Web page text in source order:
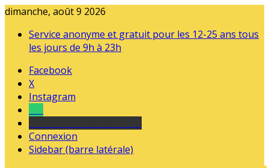
dimanche, août 9 2026
Service anonyme et gratuit pour les 12-25 ans tous
les jours de 9h à 23h
Facebook
X
Instagram
Connexion
Sidebar (barre latérale)